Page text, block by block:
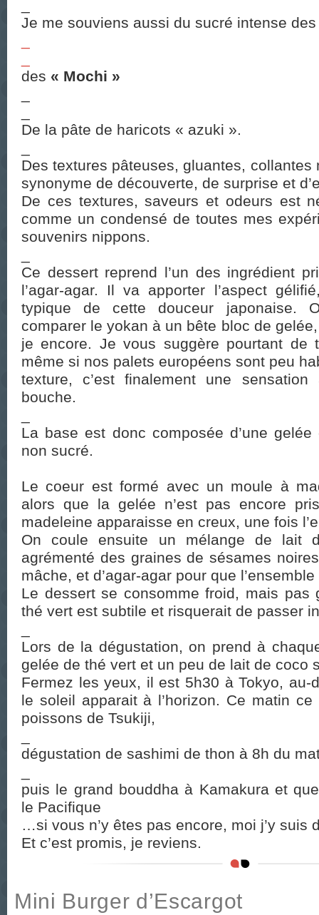
Je me souviens aussi du sucré intense
des « Mochi »
De la pâte de haricots « azuki ».
Des textures pâteuses, gluantes, collantes
synonyme de découverte, de surprise et
De ces textures, saveurs et odeurs est
comme un condensé de toutes mes
souvenirs nippons.
Ce dessert reprend l’un des ingrédient
l’agar-agar. Il va apporter l’aspect
typique de cette douceur japonaise.
comparer le yokan à un bête bloc de
je encore. Je vous suggère pourtant de
même si nos palets européens sont peu
texture, c’est finalement une
bouche.
La base est donc composée d’une
non sucré.
Le coeur est formé avec un moule à
alors que la gelée n’est pas encore
madeleine apparaisse en creux, une fois
On coule ensuite un mélange de lait
agrémenté des graines de sésames
mâche, et d’agar-agar pour que
Le dessert se consomme froid, mais pas
thé vert est subtile et risquerait de passer
Lors de la dégustation, on prend à
gelée de thé vert et un peu de lait de coco
Fermez les yeux, il est 5h30 à Tokyo, au-
le soleil apparait à l’horizon. Ce matin
poissons de Tsukiji,
dégustation de sashimi de thon à 8h du
puis le grand bouddha à Kamakura et
le Pacifique
…si vous n’y êtes pas encore, moi j’y suis
Et c’est promis, je reviens.
Mini Burger d’Escargot